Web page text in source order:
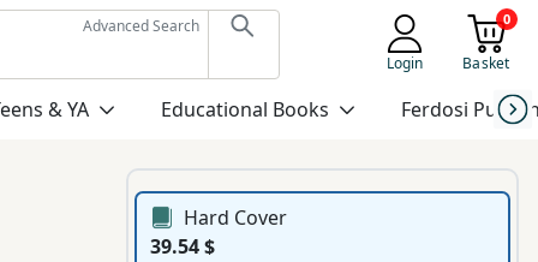
Advanced Search
Login
0
Basket
& YA Educational Books Ferdosi
Hard Cover
39.54 $